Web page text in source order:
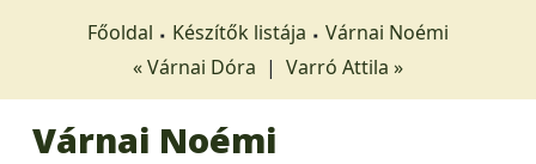
Főoldal Készítők listája
Várnai Noémi
« Várnai Dóra | Varró Attila »
Várnai Noémi